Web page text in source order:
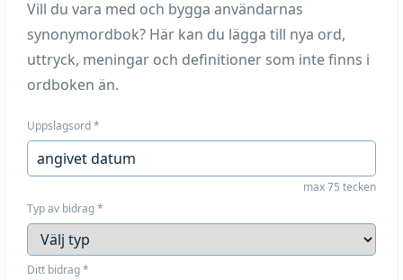
Vill du vara med och bygga användarnas
synonymordbok? Här kan du lägga till nya ord,
uttryck, meningar och definitioner som inte finns i
ordboken än.
Uppslagsord*
max 75 tecken
Typ av bidrag*
Ditt bidrag*